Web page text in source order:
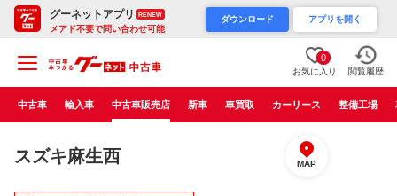
グーネットアプリ RENEW
メアド不要で問い合わせ可能
ダウンロード アプリを開く
0
お気に入り 閲覧履歴
中古車 輸入車 中古車販売店 新車 車買取 カーリース 整備工場
スズキ麻生西 MAP